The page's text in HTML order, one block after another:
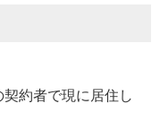
約者で現に居住し